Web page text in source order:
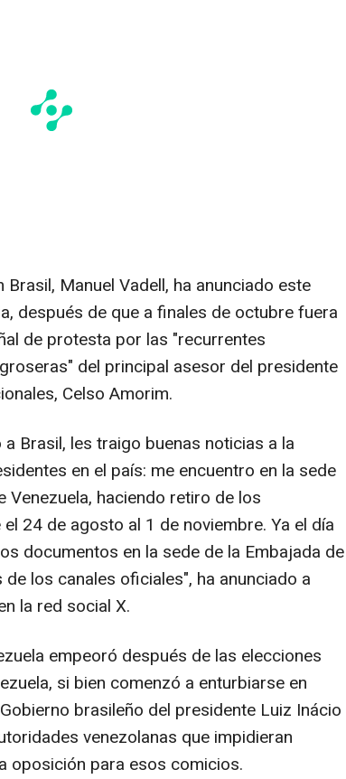
Manuel Vadell, ha anunciado este
después de que a finales de octubre fuera
de protesta por las "recurrentes
del principal asesor del presidente
Celso Amorim.
Brasil, les traigo buenas noticias a la
en el país: me encuentro en la sede
haciendo retiro de los
24 de agosto al 1 de noviembre. Ya el día
documentos en la sede de la Embajada de
los canales oficiales", ha anunciado a
la red social X.
empeoró después de las elecciones
si bien comenzó a enturbiarse en
brasileño del presidente Luiz Inácio
venezolanas que impidieran
oposición para esos comicios.